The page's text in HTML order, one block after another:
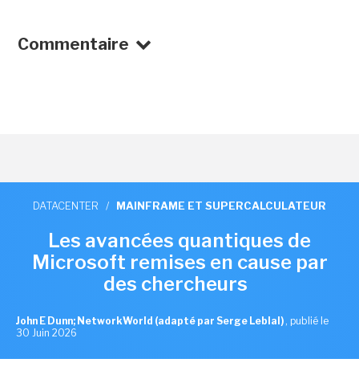
Commentaire
DATACENTER / MAINFRAME ET SUPERCALCULATEUR
Les avancées quantiques de
Microsoft remises en cause par
des chercheurs
John E Dunn; NetworkWorld (adapté par Serge Leblal) , publié le
30 Juin 2026